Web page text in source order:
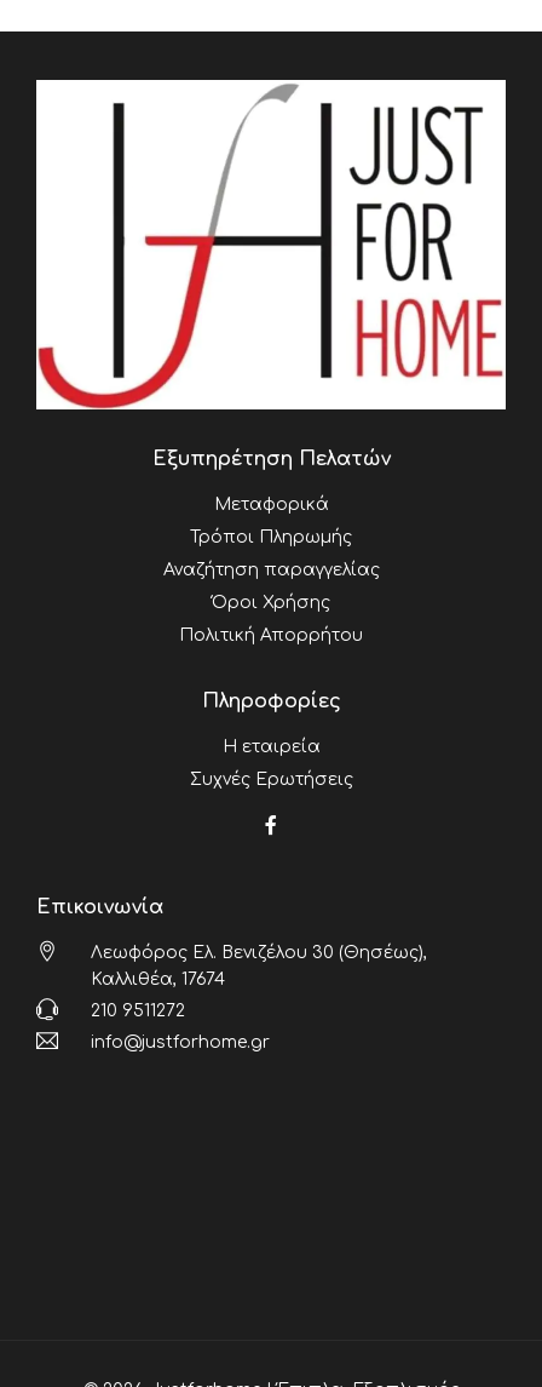
Εξυπηρέτηση Πελατών
Μεταφορικά
Τρόποι Πληρωμής
Αναζήτηση παραγγελίας
Όροι Χρήσης
Πολιτική Απορρήτου
Πληροφορίες
Η εταιρεία
Συχνές Ερωτήσεις
Επικοινωνία
Λεωφόρος Ελ. Βενιζέλου 30 (Θησέως),
Καλλιθέα, 17674
210 9511272
info@justforhome.gr